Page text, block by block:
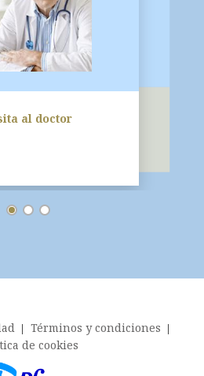
al doctor
Términos y condiciones
de cookies